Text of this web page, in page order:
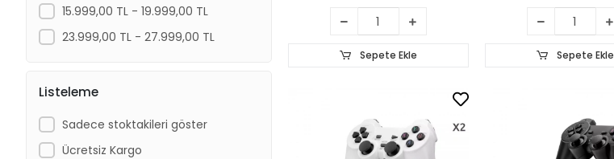
15.999,00 TL - 19.999,00 TL
23.999,00 TL - 27.999,00 TL
Listeleme
Sadece stoktakileri göster
Ücretsiz Kargo
Sepete Ekle Sepete Ekle